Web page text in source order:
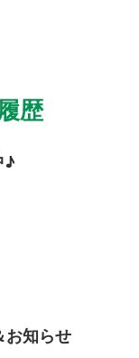
歴
♪
お知らせ